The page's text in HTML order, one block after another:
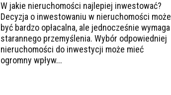
W jakie nieruchomości najlepiej inwestować?
Decyzja o inwestowaniu w nieruchomości może
być bardzo opłacalna, ale jednocześnie wymaga
starannego przemyślenia. Wybór odpowiedniej
nieruchomości do inwestycji może mieć
ogromny wpływ...